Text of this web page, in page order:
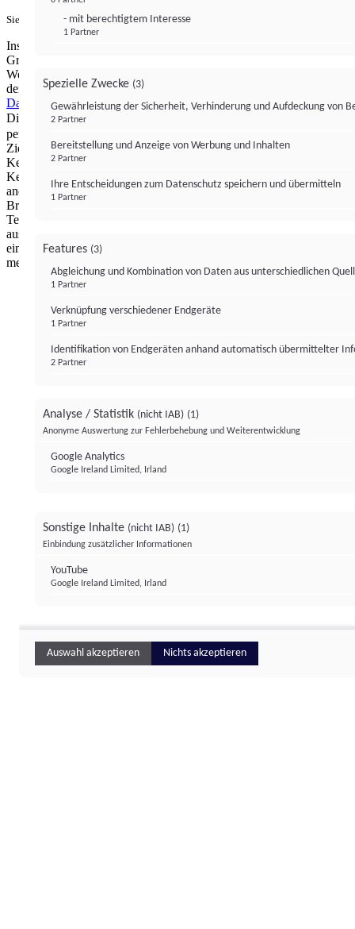
Sie haben ein PUR-Abo?Hier anmelden.
Institutional Money mit Werbung: Wir nutzen aus wirtschaftlichen
Gründen die Möglichkeit, unsere Webseite Dritten als digitalen
Werbeplatz zur Verfügung zu stellen. Über Verarbeitungen, die in
der Verantwortung von uns liegen, können Sie sich in unserer
Datenschutzerklärungnäher informieren.Zur Bereitstellung unserer
Dienste nutzen wir Technologien von
personalisierte Werbung, Messung von Werbeleistung und
Zielgruppenforschung. Cookies, Endgeräte- oder ähnliche Online-
Kennungen (z. B. login-basierte Kennungen, zufällig generierte
Kennungen, netzwerkbasierte Kennungen) können zusammen mit
anderen Informationen (z. B. Browsertyp und
Browserinformationen, Sprache, Bildschirmgröße, unterstützte
Technologien usw.) auf Ihrem Endgerät gespeichert oder von dort
ausgelesen werden, um es jedes Mal wiederzuerkennen, wenn es
eine App oder einer Webseite aufruft. Dies geschieht für einen oder
mehrere der hier aufgeführten Verarbeitungszwecke.
- mit berechtigtem Interesse
1 Partner
Spezielle Zwecke (3)
Gewährleistung der Sicherheit, Verhinderung und Aufdeckung von
2 Partner
Bereitstellung und Anzeige von Werbung und Inhalten
2 Partner
Ihre Entscheidungen zum Datenschutz speichern und übermitteln
1 Partner
Features (3)
Abgleichung und Kombination von Daten aus unterschiedlichen
1 Partner
Verknüpfung verschiedener Endgeräte
1 Partner
Identifikation von Endgeräten anhand automatisch übermittelter
2 Partner
Analyse / Statistik (nicht IAB) (1)
Anonyme Auswertung zur Fehlerbehebung und Weiterentwicklung
Google Analytics
Google Ireland Limited, Irland
Sonstige Inhalte (nicht IAB) (1)
Einbindung zusätzlicher Informationen
YouTube
Google Ireland Limited, Irland
Auswahl akzeptieren Nichts akzeptieren
Institutional Money
ImpressumDatenschutzerklärung